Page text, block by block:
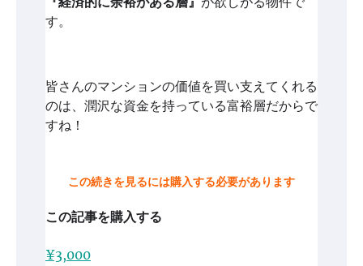
す。
皆さんのマンションの価値を買い支えてくれる
のは、潤沢な資金を持っている富裕層だからで
すね！
この続きを見るには購入する必要があります
この記事を購入する
¥3,000